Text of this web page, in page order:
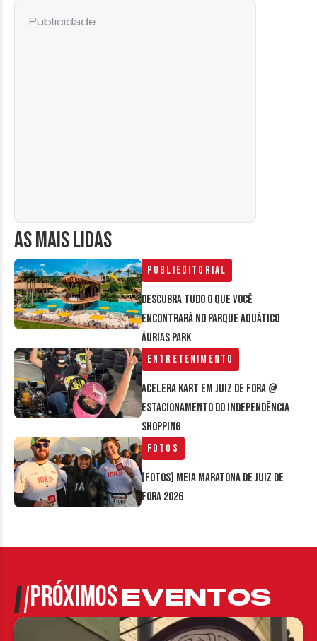
AS MAIS LIDAS
Publieditorial
Descubra tudo o que você
encontrará no parque aquático
Áurias Park
Entretenimento
Acelera Kart em Juiz de Fora @
estacionamento do Independência
Shopping
Fotos
[FOTOS] Meia Maratona de Juiz de
Fora 2026
Publicidade
PRÓXIMOSEVENTOS